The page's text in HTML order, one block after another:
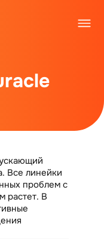
Все линейки
проблем с
растет. В